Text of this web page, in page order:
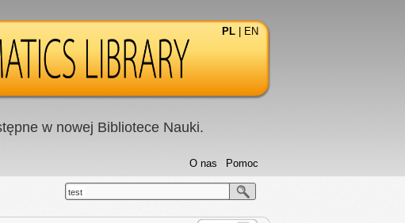
PL EN
w nowej Bibliotece Nauki.
Pomoc
O nas
test